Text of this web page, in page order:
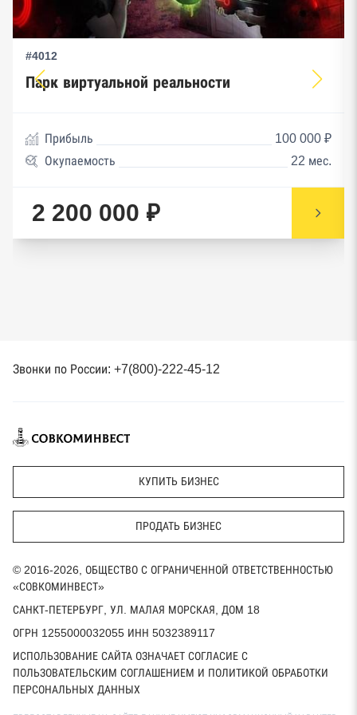
#4012
Парк виртуальной реальности
Прибыль
100 000 ₽
Окупаемость
22 мес.
2 200 000 ₽
Звонки по России: +7(800)-222-45-12
КУПИТЬ БИЗНЕС
ПРОДАТЬ БИЗНЕС
© 2016-2026, ОБЩЕСТВО С ОГРАНИЧЕННОЙ ОТВЕТСТВЕННОСТЬЮ
«СОВКОМИНВЕСТ»
САНКТ-ПЕТЕРБУРГ, УЛ. МАЛАЯ МОРСКАЯ, ДОМ 18
ОГРН 1255000032055 ИНН 5032389117
ИСПОЛЬЗОВАНИЕ САЙТА ОЗНАЧАЕТ СОГЛАСИЕ С
ПОЛЬЗОВАТЕЛЬСКИМ СОГЛАШЕНИЕМ И ПОЛИТИКОЙ ОБРАБОТКИ
ПЕРСОНАЛЬНЫХ ДАННЫХ